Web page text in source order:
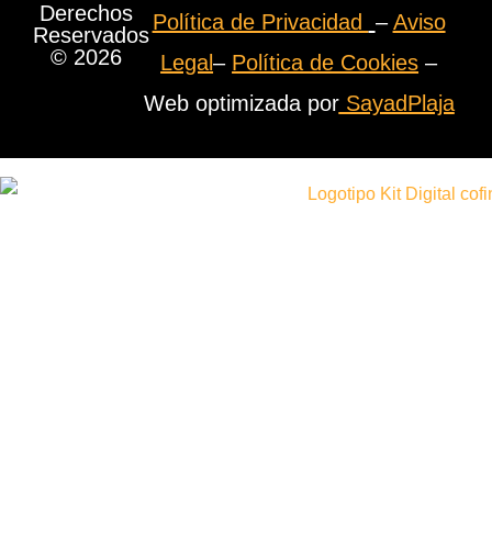
Derechos
Reservados
© 2026
Política de Privacidad –Aviso
Legal– Política de Cookies –
Web optimizada porSayadPlaja